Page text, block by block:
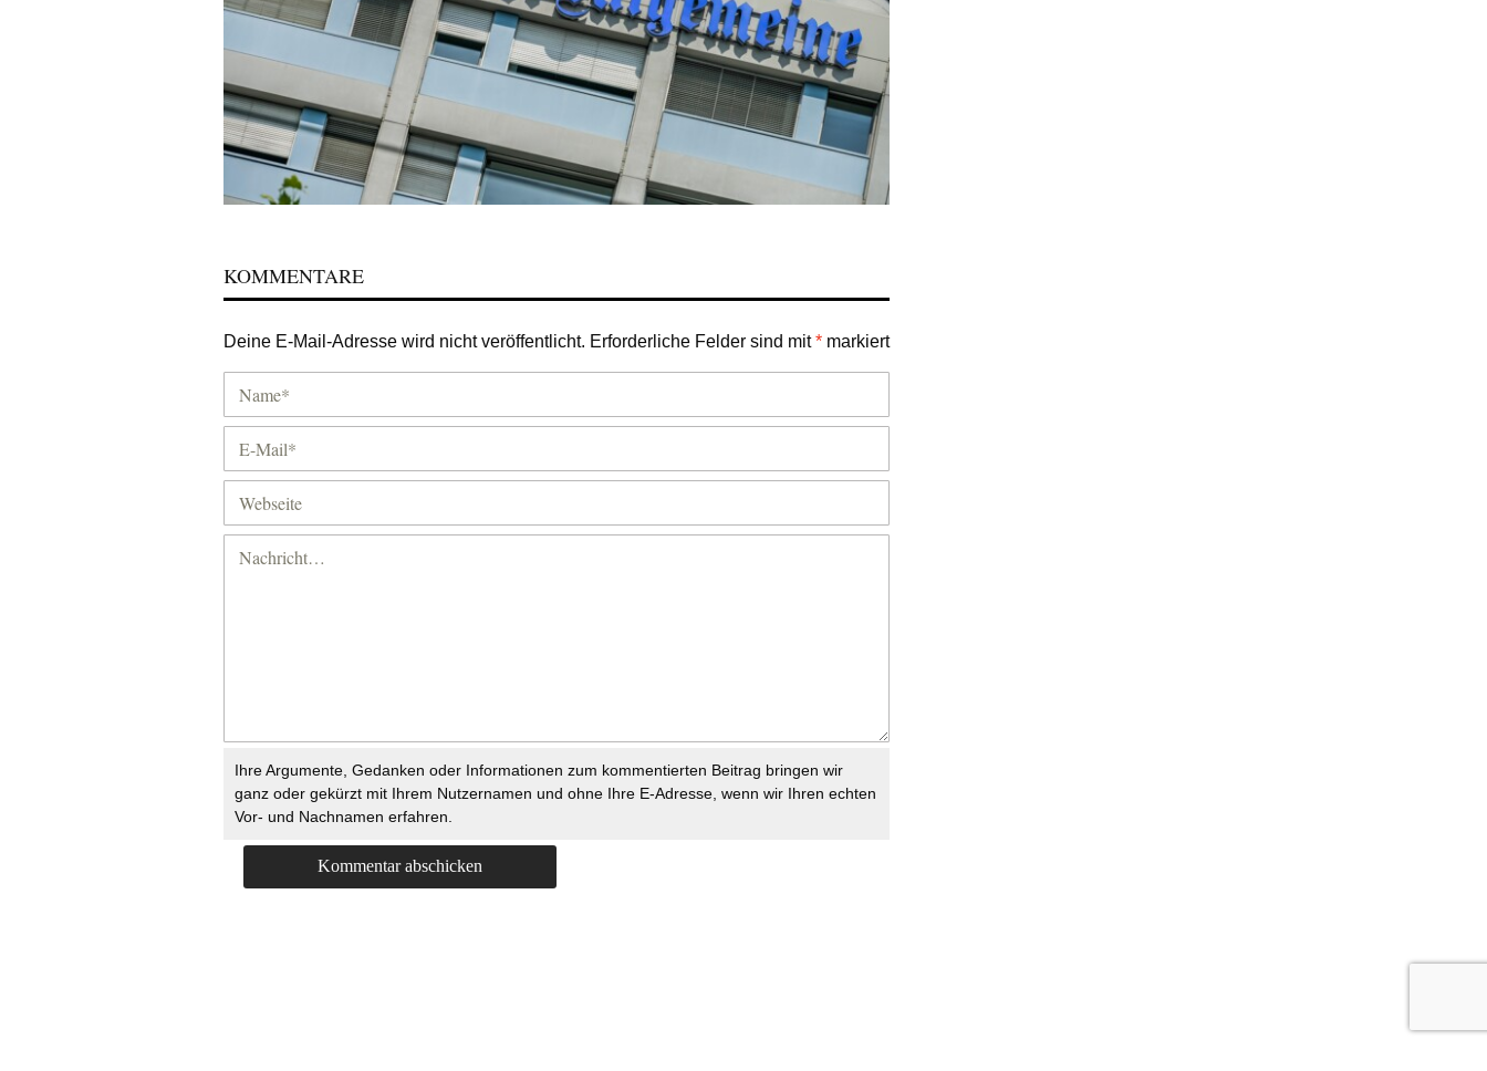
KOMMENTARE
Deine E-Mail-Adresse wird nicht veröffentlicht. Erforderliche Felder sind mit* markiert
Ihre Argumente, Gedanken oder Informationen zum kommentierten Beitrag bringen wir
ganz oder gekürzt mit Ihrem Nutzernamen und ohne Ihre E-Adresse, wenn wir Ihren echten
Vor- und Nachnamen erfahren.